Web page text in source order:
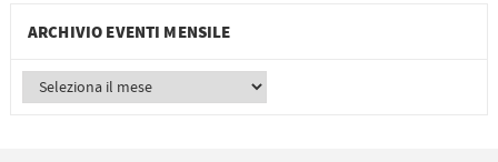
ARCHIVIO EVENTI MENSILE